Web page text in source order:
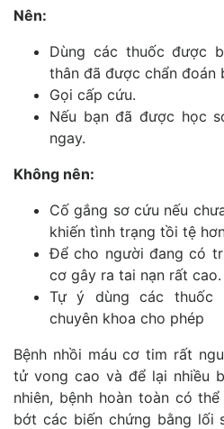
Nên:
Dùng các thuốc được
thân đã được chẩn đoán
Gọi cấp cứu.
Nếu bạn đã được học
ngay.
Không nên:
Cố gắng sơ cứu nếu
khiến tình trạng tồi tệ
Để cho người đang có
cơ gây ra tai nạn rất cao.
Tự ý dùng các thuốc
chuyên khoa cho phép
Bệnh nhồi máu cơ tim rất
tử vong cao và để lại nhiều
nhiên, bệnh hoàn toàn có
bớt các biến chứng bằng lối